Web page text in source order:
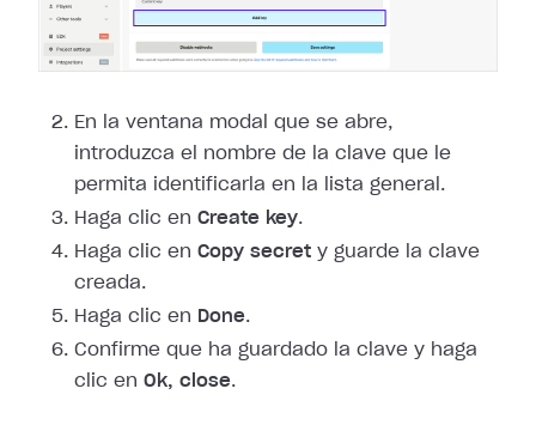
En la ventana modal que se abre,
introduzca el nombre de la clave que le
permita identificarla en la lista general.
Haga clic en Create key.
Haga clic en Copy secret y guarde la clave
creada.
Haga clic en Done.
Confirme que ha guardado la clave y haga
clic en Ok, close.